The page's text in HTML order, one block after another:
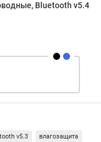
Bluetooth v5.4
v5.3 влагозащита